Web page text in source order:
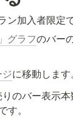
ン加入者限定
グラフのバー
に移動します。
りのバー表示
す。